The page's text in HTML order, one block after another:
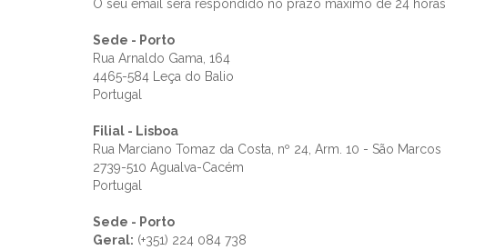
O seu email será respondido no prazo máximo de 24 horas
Sede - Porto
Rua Arnaldo Gama, 164
4465-584 Leça do Balio
Portugal
Filial - Lisboa
Rua Marciano Tomaz da Costa, nº 24, Arm. 10 - São Marcos
2739-510 Agualva-Cacém
Portugal
Sede - Porto
Geral: (+351) 224 084 738